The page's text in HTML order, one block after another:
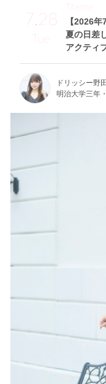
7.28
Tue
【2026年
夏の日差
アクティ
Theme
ドリッシー野
明治大学三年